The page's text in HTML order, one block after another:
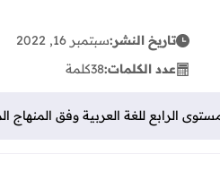
تاريخ النشر:سبتمبر 16, 2022
عدد الكلمات:38كلمة
الرابع للغة العربية وفق المنهاج